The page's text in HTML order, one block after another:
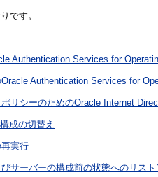
です。
Authentication Services for
Authentication Services for
リシーのためのOracle Internet
成の切替え
実行
サーバーの構成前の状態へのリスト